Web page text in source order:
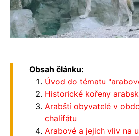
Obsah článku:
Úvod do tématu
Historické kořeny
Arabští obyvatelé v
chalífátu
Arabové a jejich vliv na